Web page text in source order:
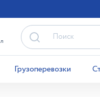
Грузоперевозки